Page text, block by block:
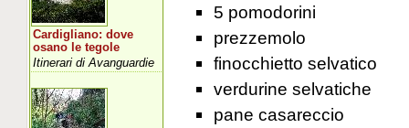
5 pomodorini
prezzemolo
finocchietto selvatico
verdurine selvatiche
pane casareccio
Cardigliano: dove
osano le tegole
Itinerari di Avanguardie